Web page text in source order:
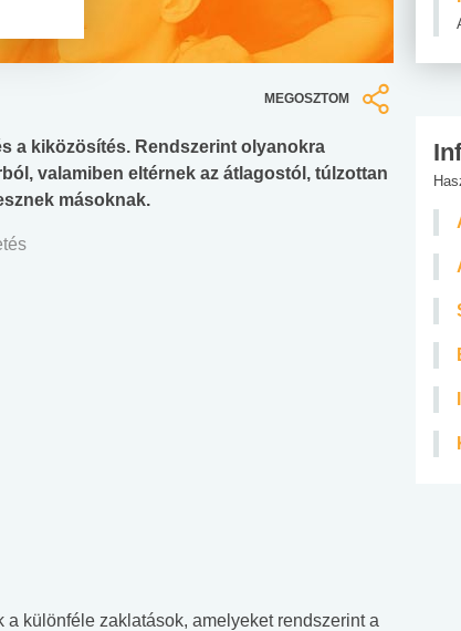
MEGOSZTOM
a kiközösítés. Rendszerint olyanokra
valamiben eltérnek az átlagostól, túlzottan
másoknak.
különféle zaklatások, amelyeket rendszerint a